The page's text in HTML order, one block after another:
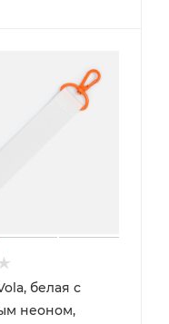
белая с
неоном,